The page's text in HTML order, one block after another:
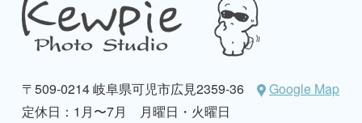
〒509-0214 岐阜県可児市広見2359-36
Google Map
定休日： 1月〜7月 月曜日・火曜日